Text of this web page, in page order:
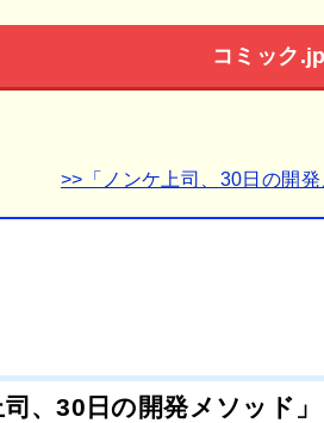
コミック
>>「ノンケ上司、30日の開
司、30日の開発メソッド